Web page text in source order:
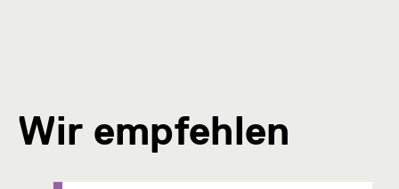
Wir empfehlen